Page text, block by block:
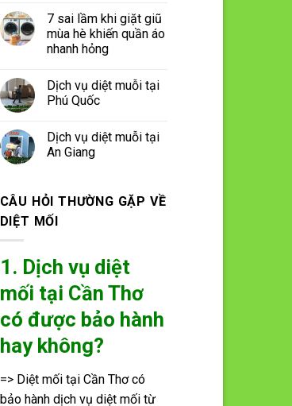
7 sai lầm khi giặt giũ
mùa hè khiến quần áo
nhanh hỏng
Dịch vụ diệt muỗi tại
Phú Quốc
Dịch vụ diệt muỗi tại
An Giang
CÂU HỎI THƯỜNG GẶP VỀ
DIỆT MỐI
1. Dịch vụ diệt
mối tại Cần Thơ
có được bảo hành
hay không?
=> Diệt mối tại Cần Thơ có
bảo hành dịch vụ diệt mối từ